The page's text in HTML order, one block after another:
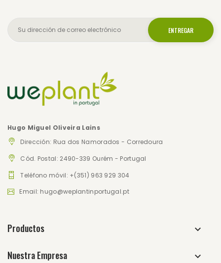
Hugo Miguel Oliveira Lains
Dirección: Rua dos Namorados - Corredoura
Cód. Postal: 2490-339 Ourém - Portugal
Teléfono móvil: +(351) 963 929 304
Email: hugo@weplantinportugal.pt
Productos
Nuestra Empresa